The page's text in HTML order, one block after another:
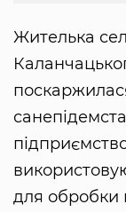
Жителька
для обробки